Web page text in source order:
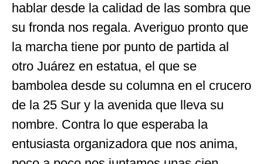
hablar desde la calidad de las sombra que
su fronda nos regala. Averiguo pronto que
la marcha tiene por punto de partida al
otro Juárez en estatua, el que se
bambolea desde su columna en el crucero
de la 25 Sur y la avenida que lleva su
nombre. Contra lo que esperaba la
entusiasta organizadora que nos anima,